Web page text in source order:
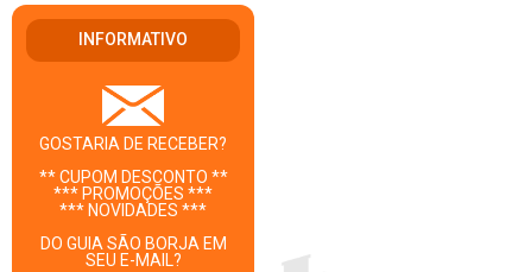
INFORMATIVO
GOSTARIA DE RECEBER?
** CUPOM DESCONTO **
*** PROMOÇÕES ***
*** NOVIDADES ***
DO GUIA SÃO BORJA EM
SEU E-MAIL?